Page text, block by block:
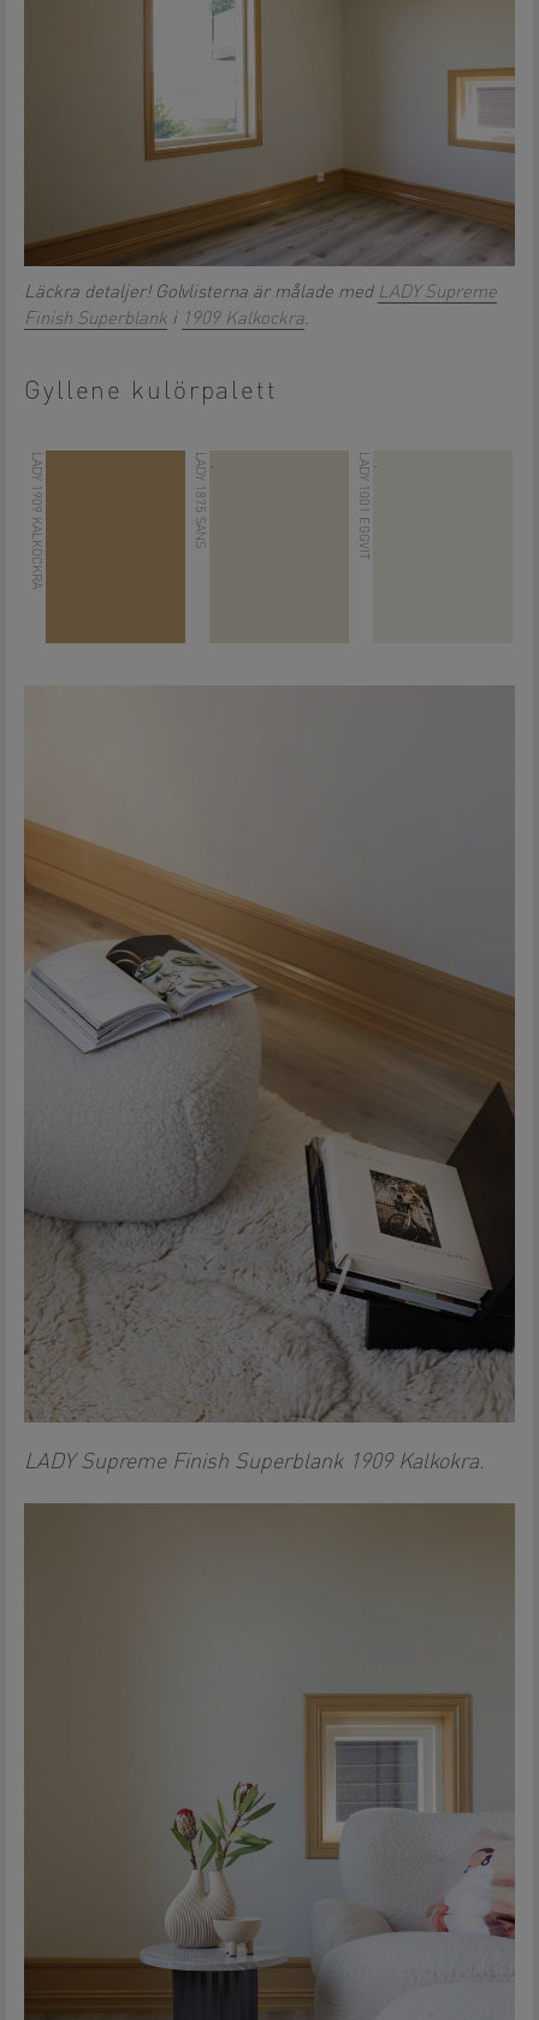
Läckra detaljer! Golvlisterna är målade med LADY Supreme
Finish Superblank i 1909 Kalkockra.
Gyllene kulörpalett
LADY 1909 KALKOCKRA LADY 1875 SANS . LADY 1001 EGGVIT .
LADY Supreme Finish Superblank 1909 Kalkokra.